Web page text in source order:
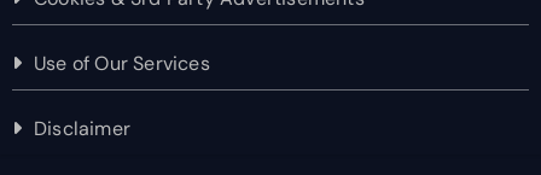
Use of Our Services
Disclaimer